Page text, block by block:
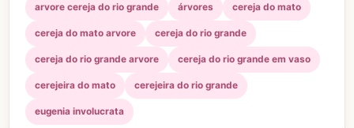
arvore cereja do rio grande árvores cereja do mato
cereja do mato arvore cereja do rio grande
cereja do rio grande arvore cereja do rio grande em vaso
cerejeira do mato cerejeira do rio grande
eugenia involucrata